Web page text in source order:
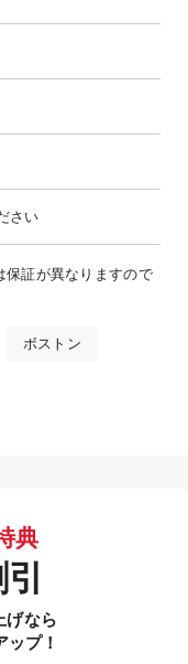
さい
保証が異なりますので
ボストン
典
なら
ップ！